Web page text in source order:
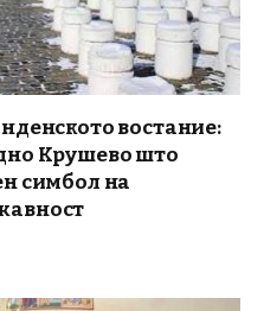
востание:
Крушево што
симбол на